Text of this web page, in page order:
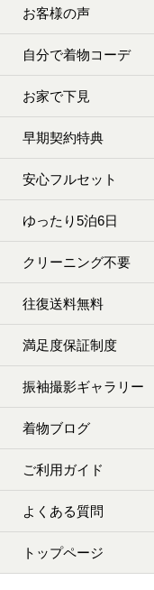
お客様の声
自分で着物コーデ
お家で下見
早期契約特典
安心フルセット
ゆったり5泊6日
クリーニング不要
往復送料無料
満足度保証制度
振袖撮影ギャラリー
着物ブログ
ご利用ガイド
よくある質問
トップページ